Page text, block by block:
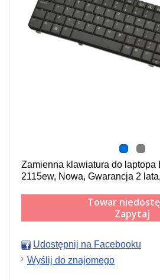
Zamienna klawiatura do laptopa
2115ew, Nowa, Gwarancja 2
Towar
Zapytaj
Udostępnij na Facebooku
Wyślij do znajomego